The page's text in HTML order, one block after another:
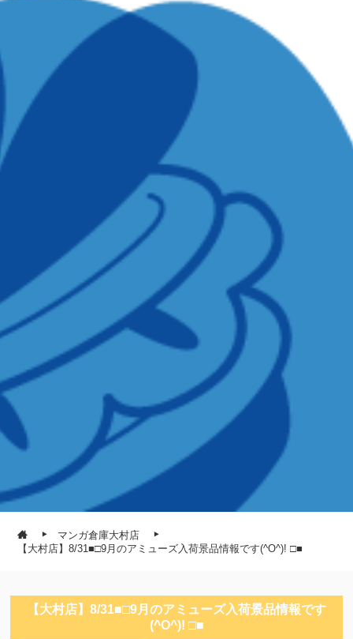
マンガ倉庫大村店
【大村店】8/31■□9月のアミューズ入荷景品情報です(^O^)! □■
【大村店】8/31■□9月のアミューズ入荷景品情報です
(^O^)! □■